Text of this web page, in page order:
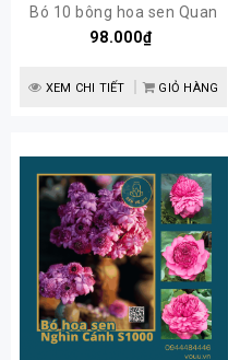
Bó 10 bông hoa sen Quan
âm trắng
98.000₫
XEM CHI TIẾT GIỎ HÀNG